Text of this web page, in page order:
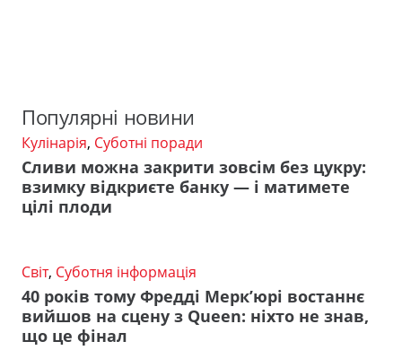
Популярні новини
Кулінарія, Суботні поради
Сливи можна закрити зовсім без цукру:
взимку відкриєте банку — і матимете
цілі плоди
Світ, Суботня інформація
40 років тому Фредді Мерк’юрі востаннє
вийшов на сцену з Queen: ніхто не знав,
що це фінал